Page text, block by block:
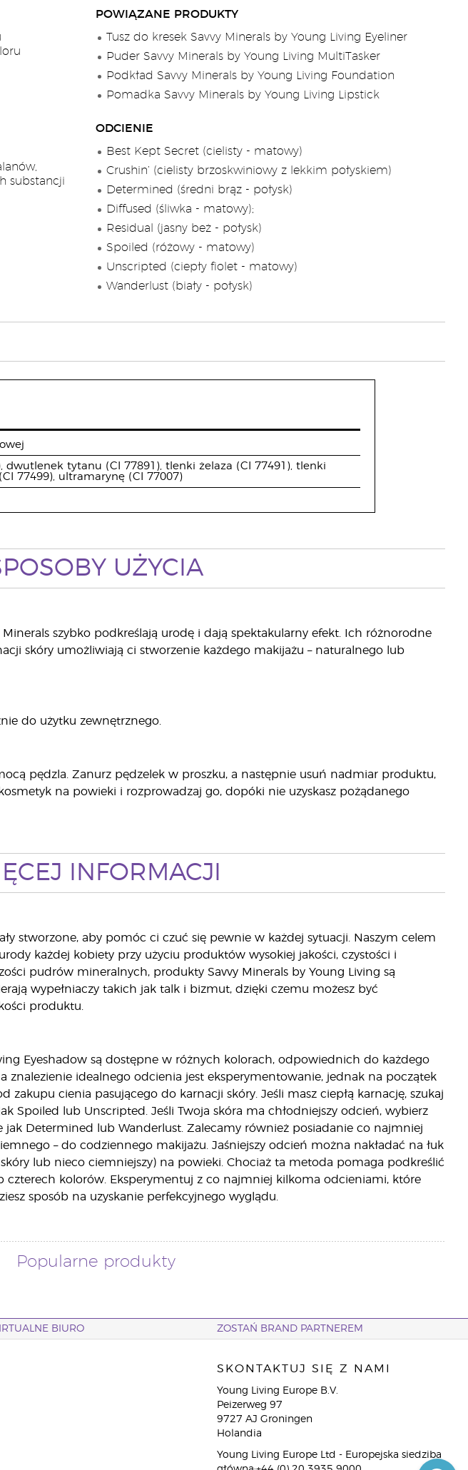
substancji
POWIĄZANE PRODUKTY
Tusz do kresek Savvy Minerals by Young Living Eyeliner
Puder Savvy Minerals by Young Living MultiTasker
Podkład Savvy Minerals by Young Living Foundation
Pomadka Savvy Minerals by Young Living Lipstick
ODCIENIE
Best Kept Secret (cielisty - matowy)
Crushin’ (cielisty brzoskwiniowy z lekkim połyskiem)
Determined (średni brąz - połysk)
Diffused (śliwka - matowy);
Residual (jasny beż - połysk)
Spoiled (różowy - matowy)
Unscripted (ciepły fiolet - matowy)
Wanderlust (biały - połysk)
dwutlenek tytanu (CI 77891), tlenki żelaza (CI 77491), tlenki
77499), ultramarynę (CI 77007)
UŻYCIA
szybko podkreślają urodę i dają spektakularny efekt. Ich różnorodne
skóry umożliwiają ci stworzenie każdego makijażu – naturalnego lub
do użytku zewnętrznego.
pędzla. Zanurz pędzelek w proszku, a następnie usuń nadmiar produktu,
na powieki i rozprowadzaj go, dopóki nie uzyskasz pożądanego
INFORMACJI
stworzone, aby pomóc ci czuć się pewnie w każdej sytuacji. Naszym celem
każdej kobiety przy użyciu produktów wysokiej jakości, czystości i
pudrów mineralnych, produkty Savvy Minerals by Young Living są
wypełniaczy takich jak talk i bizmut, dzięki czemu możesz być
produktu.
Eyeshadow są dostępne w różnych kolorach, odpowiednich do każdego
znalezienie idealnego odcienia jest eksperymentowanie, jednak na początek
zakupu cienia pasującego do karnacji skóry. Jeśli masz ciepłą karnację, szukaj
Spoiled lub Unscripted. Jeśli Twoja skóra ma chłodniejszy odcień, wybierz
Determined lub Wanderlust. Zalecamy również posiadanie co najmniej
– do codziennego makijażu. Jaśniejszy odcień można nakładać na łuk
lub nieco ciemniejszy) na powieki. Chociaż ta metoda pomaga podkreślić
czterech kolorów. Eksperymentuj z co najmniej kilkoma odcieniami, które
sposób na uzyskanie perfekcyjnego wyglądu.
Popularne produkty
BIURO ZOSTAŃ BRAND PARTNEREM
SKONTAKTUJ SIĘ Z NAMI
Young Living Europe B.V.
Peizerweg 97
9727 AJ Groningen
Holandia
Young Living Europe Ltd - Europejska siedziba